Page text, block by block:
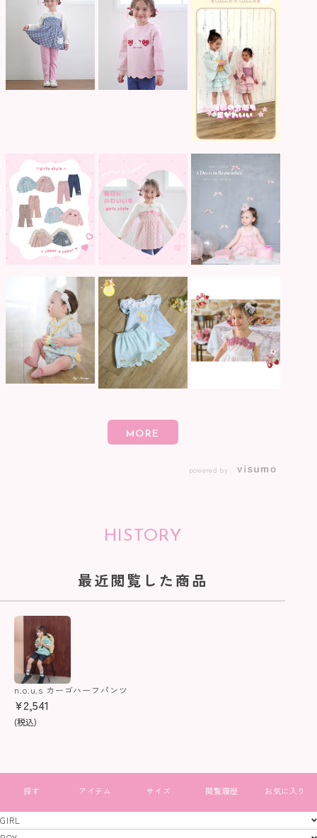
powered by
HISTORY
最近閲覧した商品
n.o.u.s カーゴハーフパンツ
¥2,541
(税込)
すべて見る
GIRL
GIRL